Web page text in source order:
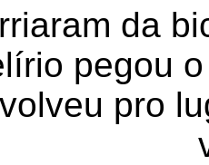
da
pegou
pro